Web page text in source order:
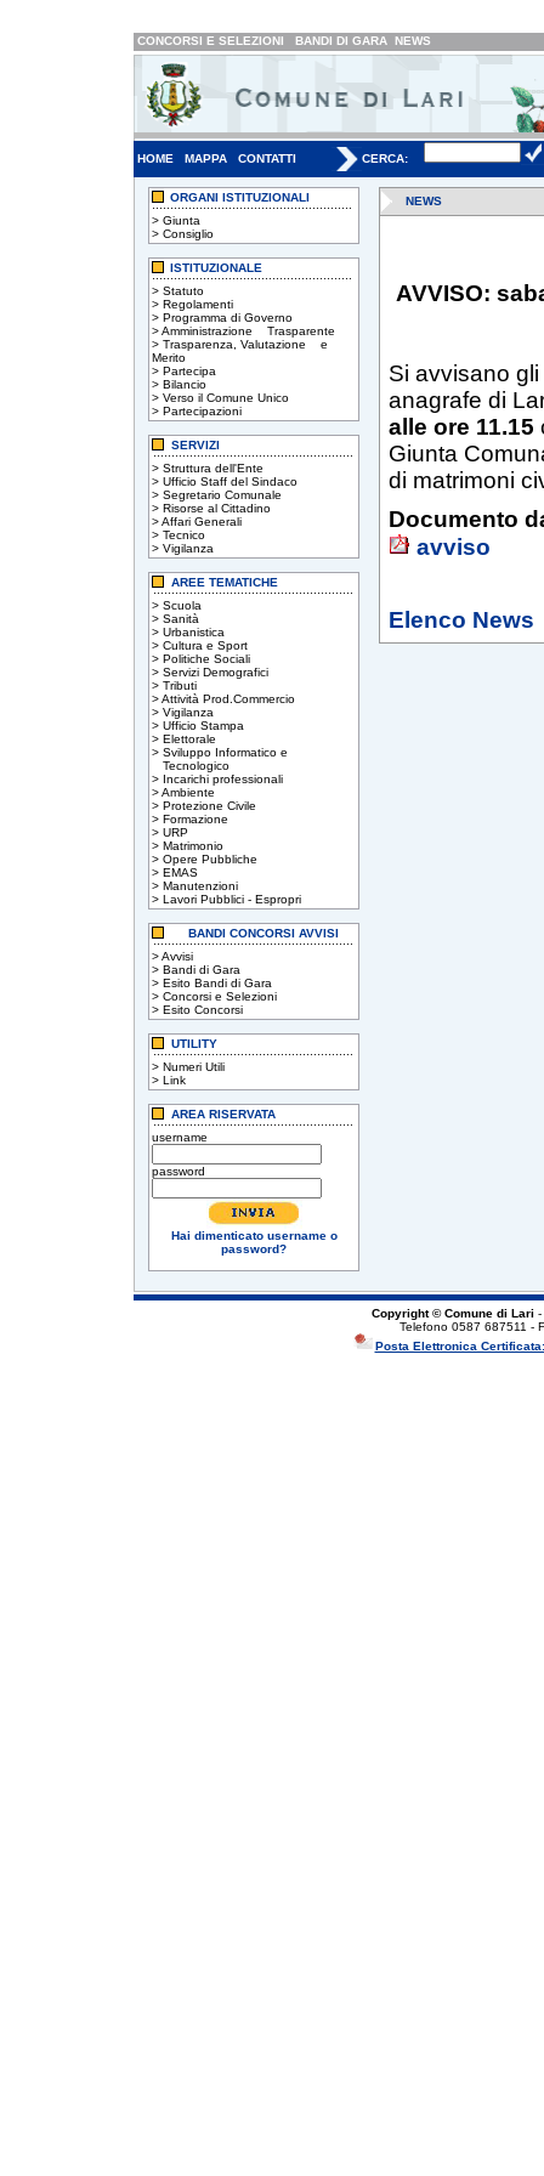
CONCORSI E SELEZIONI BANDI DI GARA NEWS
HOME MAPPA CONTATTI CERCA:
ORGANI ISTITUZIONALI
> Giunta
> Consiglio
ISTITUZIONALE
> Statuto
> Regolamenti
> Programma di Governo
>Amministrazione Trasparente
> Trasparenza, Valutazione e
Merito
> Partecipa
> Bilancio
> Verso il Comune Unico
> Partecipazioni
SERVIZI
> Struttura dell'Ente
> Ufficio Staff del Sindaco
> Segretario Comunale
> Risorse al Cittadino
>Affari Generali
> Tecnico
> Vigilanza
AREE TEMATICHE
> Scuola
> Sanità
> Urbanistica
> Cultura e Sport
> Politiche Sociali
> Servizi Demografici
> Tributi
>Attività Prod.Commercio
> Vigilanza
> Ufficio Stampa
> Elettorale
> Sviluppo Informatico e
Tecnologico
> Incarichi professionali
>Ambiente
> Protezione Civile
> Formazione
> URP
> Matrimonio
> Opere Pubbliche
> EMAS
> Manutenzioni
> Lavori Pubblici - Espropri
BANDI CONCORSI AVVISI
>Avvisi
> Bandi di Gara
> Esito Bandi di Gara
> Concorsi e Selezioni
> Esito Concorsi
UTILITY
> Numeri Utili
> Link
AREA RISERVATA
username
password
Hai dimenticato username o
password?
NEWS
AVVISO:
Si avvisano
anagrafe di
alle ore 11.15
Giunta
di matrimoni
Documento
avviso
Elenco News
Copyright © Comune di Lari -
Telefono 0587 687511 -
Posta Elettronica Certificata: